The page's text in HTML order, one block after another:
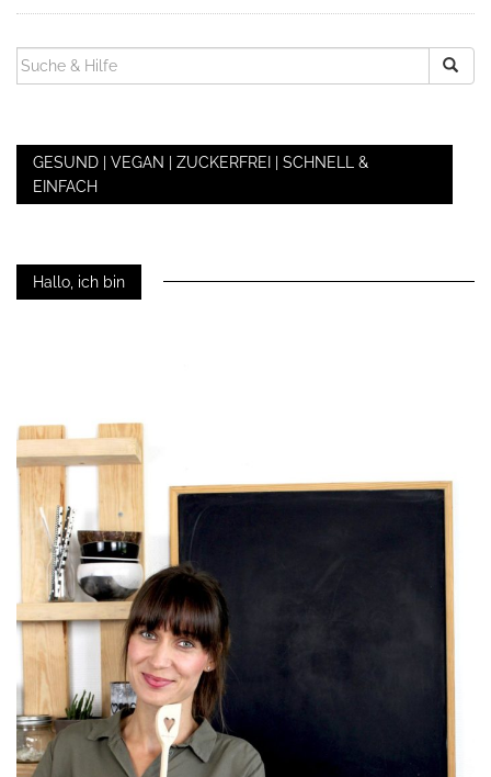
SUCHEN
NACH:
GESUND | VEGAN | ZUCKERFREI | SCHNELL &
EINFACH
Hallo, ich bin